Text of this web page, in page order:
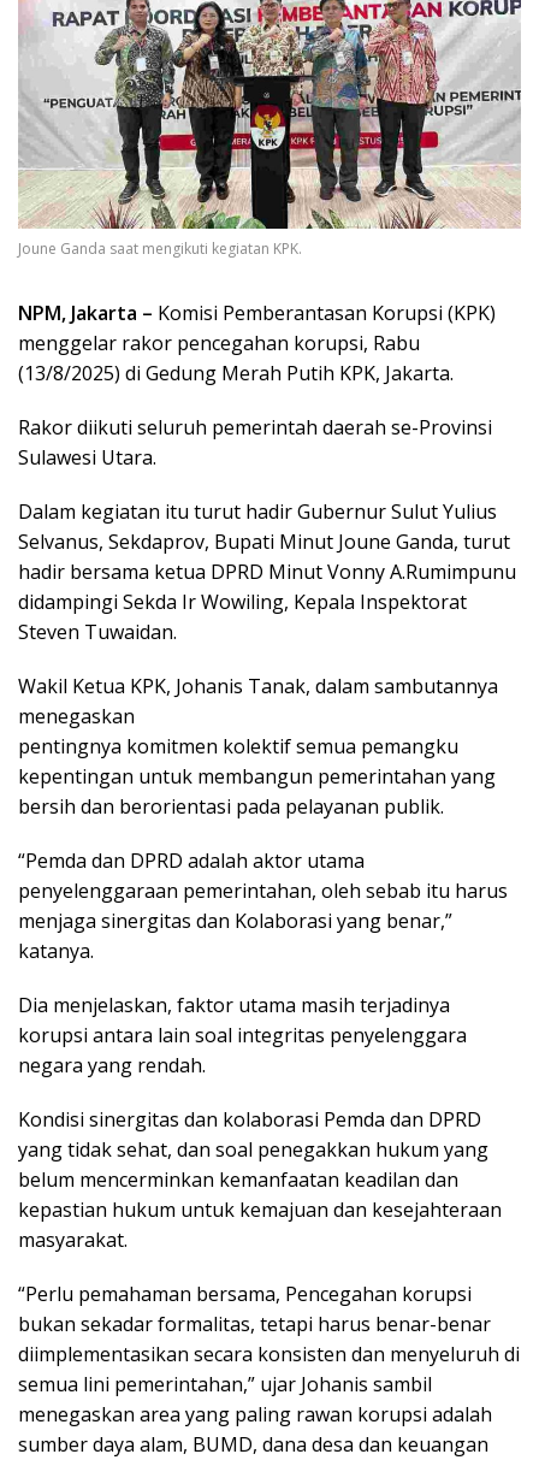
Joune Ganda saat mengikuti kegiatan KPK.
NPM, Jakarta – Komisi Pemberantasan Korupsi (KPK)
menggelar rakor pencegahan korupsi, Rabu
(13/8/2025) di Gedung Merah Putih KPK, Jakarta.
Rakor diikuti seluruh pemerintah daerah se-Provinsi
Sulawesi Utara.
Dalam kegiatan itu turut hadir Gubernur Sulut Yulius
Selvanus, Sekdaprov, Bupati Minut Joune Ganda, turut
hadir bersama ketua DPRD Minut Vonny A.Rumimpunu
didampingi Sekda Ir Wowiling, Kepala Inspektorat
Steven Tuwaidan.
Wakil Ketua KPK, Johanis Tanak, dalam sambutannya
menegaskan
pentingnya komitmen kolektif semua pemangku
kepentingan untuk membangun pemerintahan yang
bersih dan berorientasi pada pelayanan publik.
“Pemda dan DPRD adalah aktor utama
penyelenggaraan pemerintahan, oleh sebab itu harus
menjaga sinergitas dan Kolaborasi yang benar,”
katanya.
Dia menjelaskan, faktor utama masih terjadinya
korupsi antara lain soal integritas penyelenggara
negara yang rendah.
Kondisi sinergitas dan kolaborasi Pemda dan DPRD
yang tidak sehat, dan soal penegakkan hukum yang
belum mencerminkan kemanfaatan keadilan dan
kepastian hukum untuk kemajuan dan kesejahteraan
masyarakat.
“Perlu pemahaman bersama, Pencegahan korupsi
bukan sekadar formalitas, tetapi harus benar-benar
diimplementasikan secara konsisten dan menyeluruh di
semua lini pemerintahan,” ujar Johanis sambil
menegaskan area yang paling rawan korupsi adalah
sumber daya alam, BUMD, dana desa dan keuangan